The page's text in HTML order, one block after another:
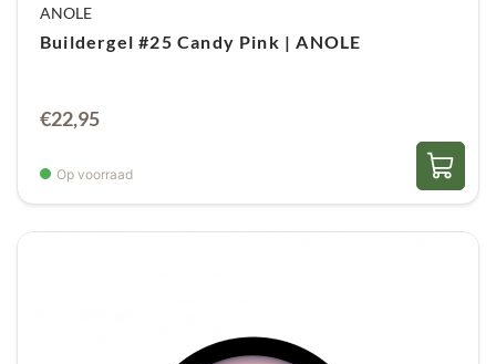
ANOLE
Buildergel #25 Candy Pink | ANOLE
€22,95
Op voorraad